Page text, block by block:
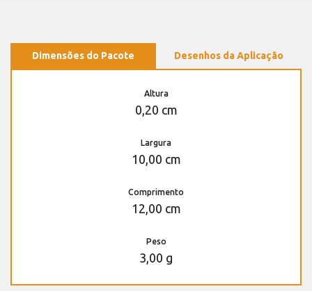
Dimensões do Pacote Desenhos da Aplicação
Altura
0,20 cm
Largura
10,00 cm
Comprimento
12,00 cm
Peso
3,00 g